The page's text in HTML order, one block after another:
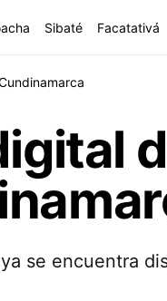
Sibaté Facatativá
se encuentra